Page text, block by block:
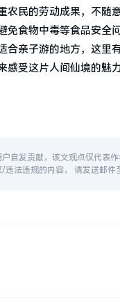
民的劳动成果，不随
食物中毒等食品安全问
合亲子游的地方，这
受这片人间仙境的魅力
自发贡献，该文观点仅代表
违法违规的内容， 请发送邮